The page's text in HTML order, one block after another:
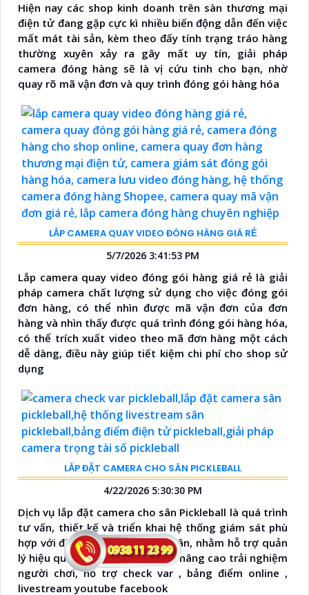
Hiện nay các shop kinh doanh trên sàn thương mại
điện tử đang gặp cực kì nhiều biến động dẫn đến việc
mất mát tài sản, kèm theo đấy tính trạng tráo hàng
thường xuyên xảy ra gây mất uy tín, giải pháp
camera đóng hàng sẽ là vị cứu tinh cho bạn, nhờ
quay rõ mã vận đơn và quy trình đóng gói hàng hóa
LẮP CAMERA QUAY VIDEO ĐÓNG HÀNG GIÁ RẺ
5/7/2026 3:41:53 PM
Lắp camera quay video đóng gói hàng giá rẻ là giải
pháp camera chất lượng sử dụng cho việc đóng gói
đơn hàng, có thể nhìn được mã vận đơn của đơn
hàng và nhìn thấy được quá trình đóng gói hàng hóa,
có thể trích xuất video theo mã đơn hàng một cách
dễ dàng, điều này giúp tiết kiệm chi phí cho shop sử
dụng
LẮP ĐẶT CAMERA CHO SÂN PICKLEBALL
4/22/2026 5:30:30 PM
Dịch vụ lắp đặt camera cho sân Pickleball là quá trình
tư vấn, thiết kế và triển khai hệ thống giám sát phù
hợp với đặc thù vận hành của sân, nhằm hỗ trợ quản
lý hiệu quả, đảm bảo an ninh và nâng cao trải nghiệm
người chơi, hỗ trợ check var , bảng điểm online ,
livestream youtube facebook